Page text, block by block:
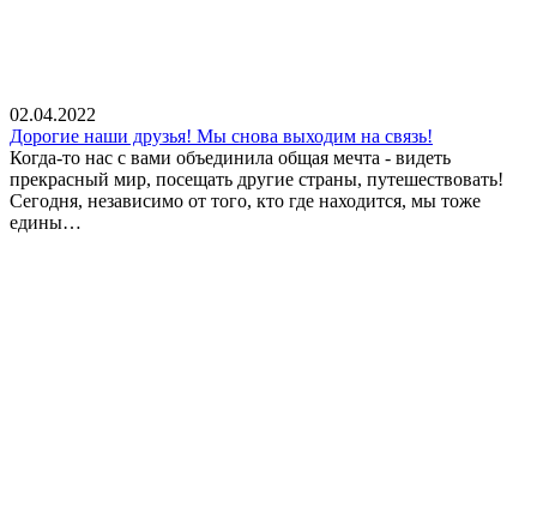
02.04.2022
Дорогие наши друзья! Мы снова выходим на связь!
Когда-то нас с вами объединила общая мечта - видеть
прекрасный мир, посещать другие страны, путешествовать!
Сегодня, независимо от того, кто где находится, мы тоже
едины…